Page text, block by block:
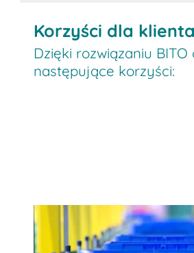
Korzyści dla klienta
Dzięki rozwiązaniu
następujące korzyści: